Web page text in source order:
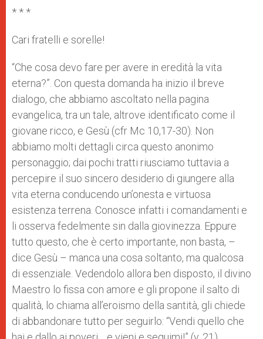
* * *
Cari fratelli e sorelle!
“Che cosa devo fare per avere in eredità la vita
eterna?”. Con questa domanda ha inizio il breve
dialogo, che abbiamo ascoltato nella pagina
evangelica, tra un tale, altrove identificato come il
giovane ricco, e Gesù (cfr Mc 10,17-30). Non
abbiamo molti dettagli circa questo anonimo
personaggio; dai pochi tratti riusciamo tuttavia a
percepire il suo sincero desiderio di giungere alla
vita eterna conducendo un’onesta e virtuosa
esistenza terrena. Conosce infatti i comandamenti e
li osserva fedelmente sin dalla giovinezza. Eppure
tutto questo, che è certo importante, non basta, –
dice Gesù – manca una cosa soltanto, ma qualcosa
di essenziale. Vedendolo allora ben disposto, il divino
Maestro lo fissa con amore e gli propone il salto di
qualità, lo chiama all’eroismo della santità, gli chiede
di abbandonare tutto per seguirlo: “Vendi quello che